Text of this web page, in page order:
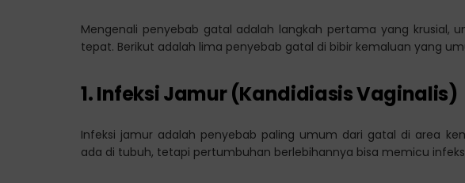
Mengenali penyebab gatal adalah langkah pertama yang krusial,
tepat. Berikut adalah lima penyebab gatal di bibir kemaluan yang
1. Infeksi Jamur (Kandidiasis Vaginalis)
Infeksi jamur adalah penyebab paling umum dari gatal di area
ada di tubuh, tetapi pertumbuhan berlebihannya bisa memicu